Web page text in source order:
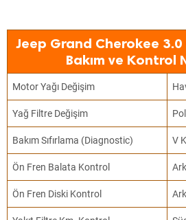
Jeep Grand Cherokee
Bakım ve Kontrol
Motor Yağı Değişim
Yağ Filtre Değişim
Bakım Sıfırlama (Diagnostic) V
Ön Fren Balata Kontrol
Ön Fren Diski Kontrol